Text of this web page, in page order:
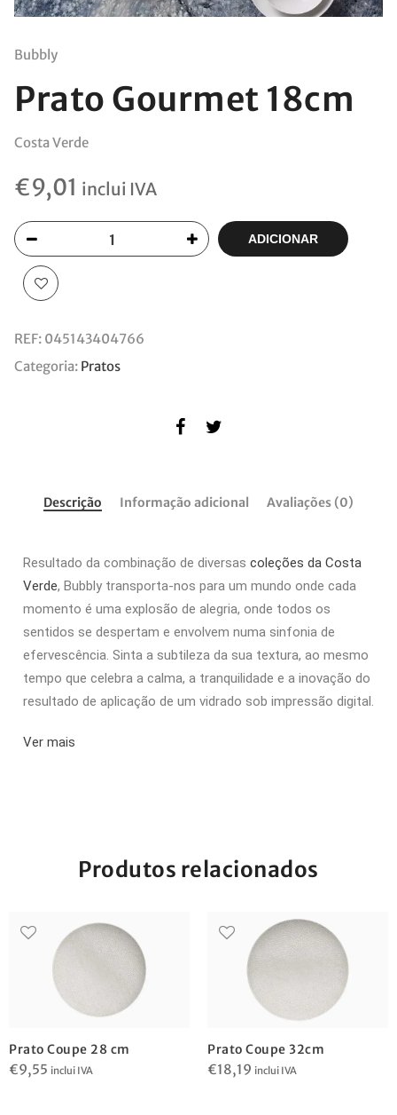
Bubbly
Prato Gourmet 18cm
Costa Verde
€9,01 inclui IVA
ADICIONAR
REF: 045143404766
Categoria: Pratos
Descrição Informação adicional Avaliações (0)
Resultado da combinação de diversas coleções da Costa
Verde, Bubbly transporta-nos para um mundo onde cada
momento é uma explosão de alegria, onde todos os
sentidos se despertam e envolvem numa sinfonia de
efervescência. Sinta a subtileza da sua textura, ao mesmo
tempo que celebra a calma, a tranquilidade e a inovação do
resultado de aplicação de um vidrado sob impressão digital.
Ver mais
Produtos relacionados
Prato Coupe 28 cm
€9,55 inclui IVA
Prato Coupe 32cm
€18,19 inclui IVA